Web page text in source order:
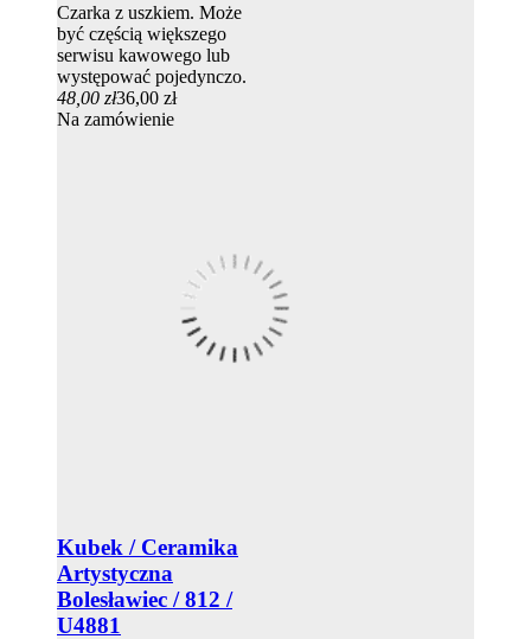
Czarka z uszkiem. Może
być częścią większego
serwisu kawowego lub
występować pojedynczo.
48,00 zł36,00 zł
Na zamówienie
Kubek / Ceramika
Artystyczna
Bolesławiec / 812 /
U4881